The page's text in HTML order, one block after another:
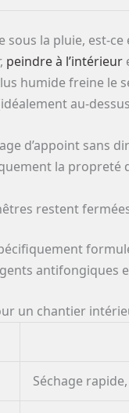
la pluie, est-ce
peindre à l’intérieur
humide freine
au-
d’appoint sans
la propreté
restent
antifongiques
un chantier
Séchage